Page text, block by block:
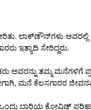
ಲಾಕ್‌ಡೌನ್‌ಗಳು
ಇತ್ಯಾದಿ ಸೇರಿದ್ದರು.
ತಮ್ಮ ಮನೆಗಳಿಗೆ
ಮನೆ ಕೆಲಸಗಾರರ
ಬಾರಿಯ ಕೋವಿಡ್